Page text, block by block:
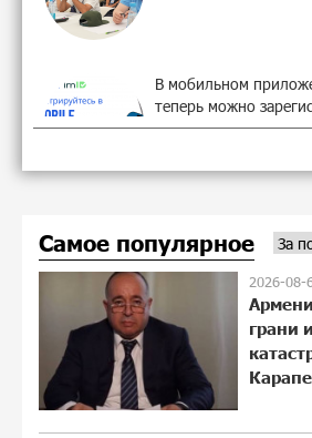
В мобильном
теперь можно
также с помощью
предупреждает о
школьников
ЕАЭС со временем
Когда-нибудь это
армянин, но будет
Самое популярное
2026-08-
грани